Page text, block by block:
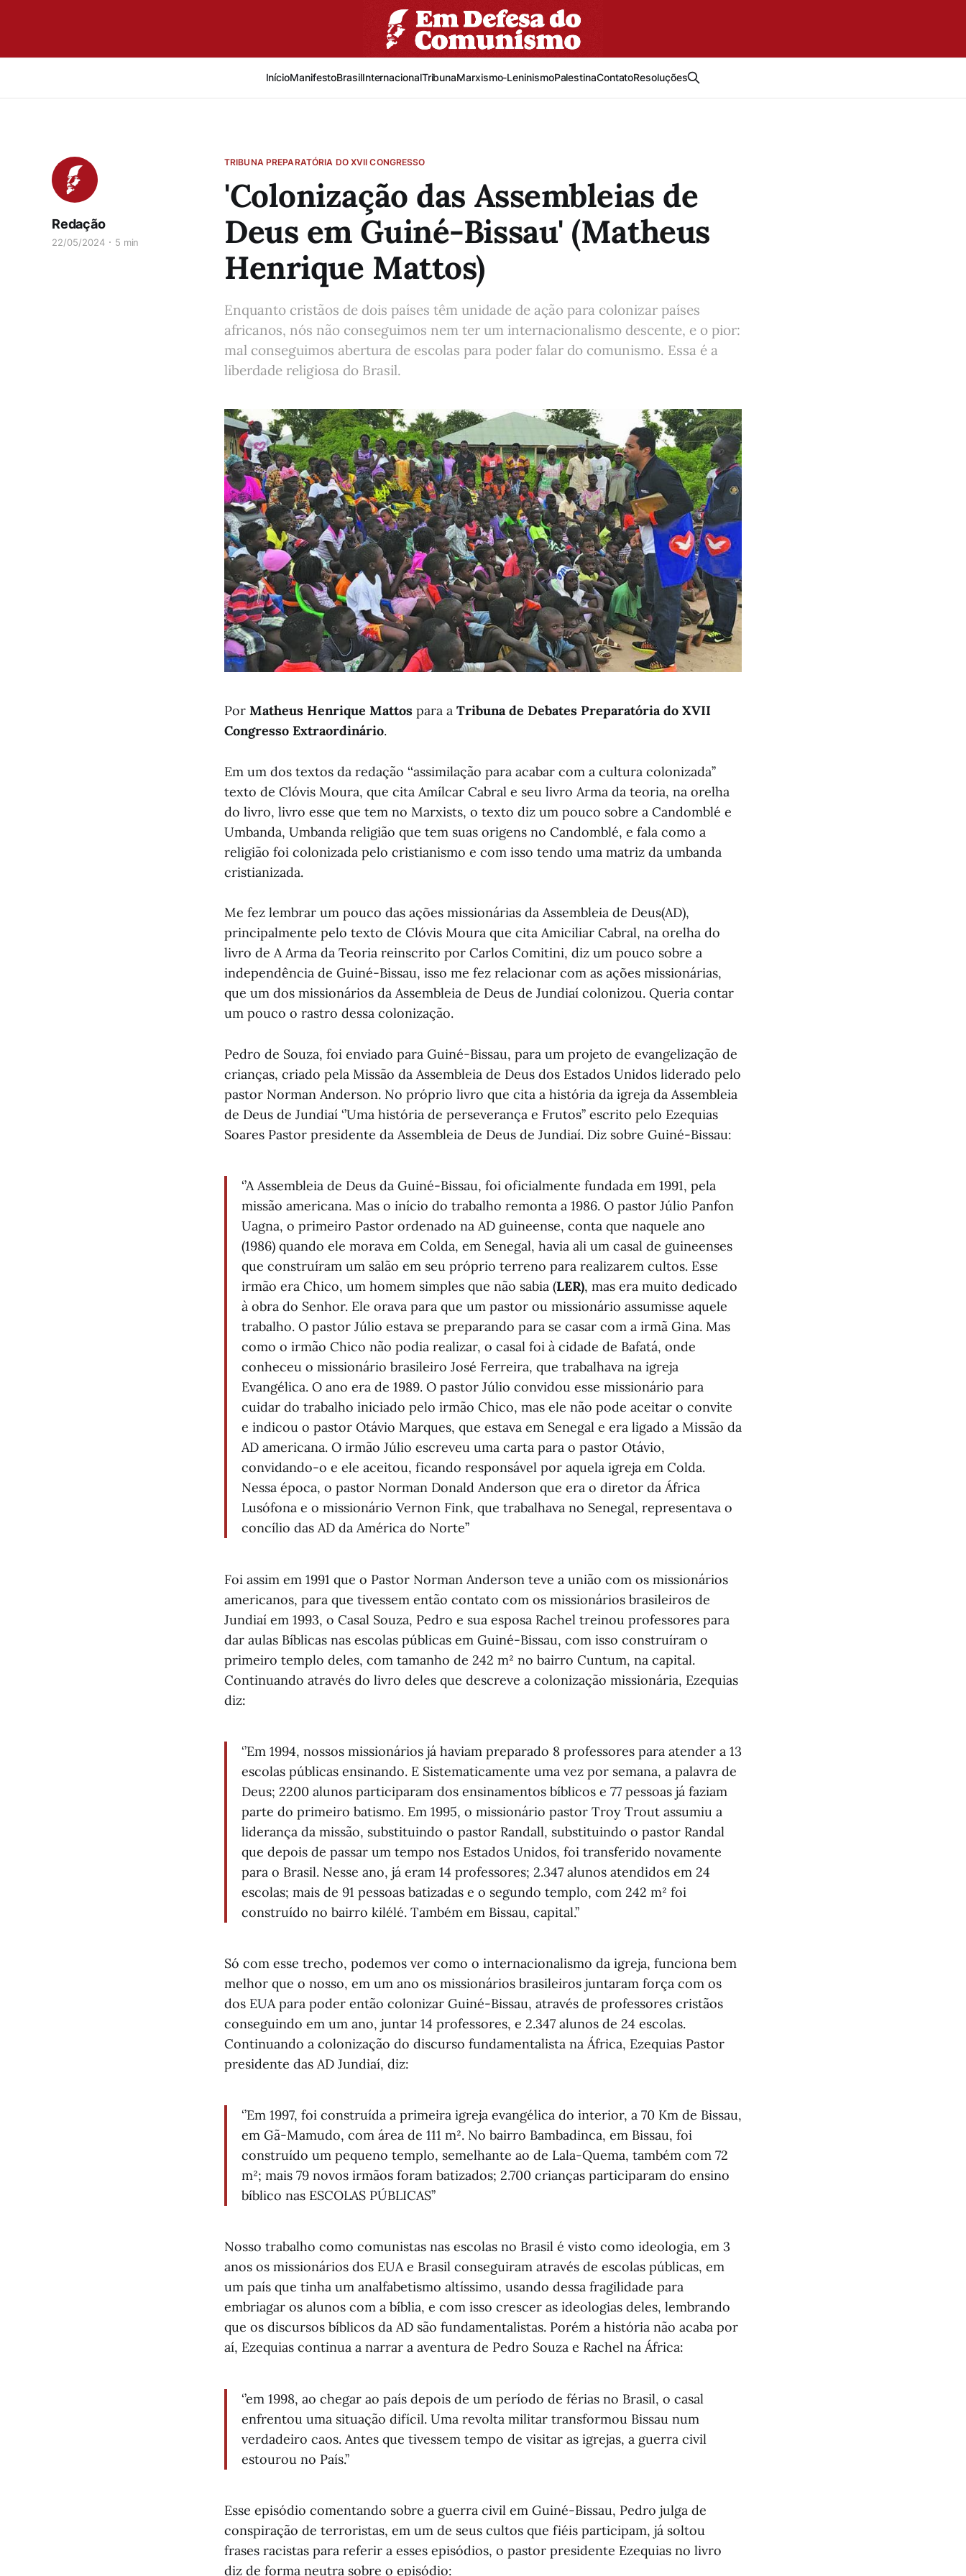
InícioManifestoBrasilInternacionalTribunaMarxismo-LeninismoPalestinaContatoResoluções
TRIBUNA PREPARATÓRIA DO XVII CONGRESSO
'Colonização das Assembleias de
Deus em Guiné-Bissau' (Matheus
Henrique Mattos)
Redação
22/05/2024 5 min
Enquanto cristãos de dois países têm unidade de ação para colonizar países
africanos, nós não conseguimos nem ter um internacionalismo descente, e o pior:
mal conseguimos abertura de escolas para poder falar do comunismo. Essa é a
liberdade religiosa do Brasil.
Por Matheus Henrique Mattos para a Tribuna de Debates Preparatória do XVII
Congresso Extraordinário.
Em um dos textos da redação ‘‘assimilação para acabar com a cultura colonizada’’
texto de Clóvis Moura, que cita Amílcar Cabral e seu livro Arma da teoria, na orelha
do livro, livro esse que tem no Marxists, o texto diz um pouco sobre a Candomblé e
Umbanda, Umbanda religião que tem suas origens no Candomblé, e fala como a
religião foi colonizada pelo cristianismo e com isso tendo uma matriz da umbanda
cristianizada.
Me fez lembrar um pouco das ações missionárias da Assembleia de Deus(AD),
principalmente pelo texto de Clóvis Moura que cita Amiciliar Cabral, na orelha do
livro de A Arma da Teoria reinscrito por Carlos Comitini, diz um pouco sobre a
independência de Guiné-Bissau, isso me fez relacionar com as ações missionárias,
que um dos missionários da Assembleia de Deus de Jundiaí colonizou. Queria contar
um pouco o rastro dessa colonização.
Pedro de Souza, foi enviado para Guiné-Bissau, para um projeto de evangelização de
crianças, criado pela Missão da Assembleia de Deus dos Estados Unidos liderado pelo
pastor Norman Anderson. No próprio livro que cita a história da igreja da Assembleia
de Deus de Jundiaí ‘’Uma história de perseverança e Frutos’’ escrito pelo Ezequias
Soares Pastor presidente da Assembleia de Deus de Jundiaí. Diz sobre Guiné-Bissau:
‘’A Assembleia de Deus da Guiné-Bissau, foi oficialmente fundada em 1991, pela
missão americana. Mas o início do trabalho remonta a 1986. O pastor Júlio Panfon
Uagna, o primeiro Pastor ordenado na AD guineense, conta que naquele ano
(1986) quando ele morava em Colda, em Senegal, havia ali um casal de guineenses
que construíram um salão em seu próprio terreno para realizarem cultos. Esse
irmão era Chico, um homem simples que não sabia (LER), mas era muito dedicado
à obra do Senhor. Ele orava para que um pastor ou missionário assumisse aquele
trabalho. O pastor Júlio estava se preparando para se casar com a irmã Gina. Mas
como o irmão Chico não podia realizar, o casal foi à cidade de Bafatá, onde
conheceu o missionário brasileiro José Ferreira, que trabalhava na igreja
Evangélica. O ano era de 1989. O pastor Júlio convidou esse missionário para
cuidar do trabalho iniciado pelo irmão Chico, mas ele não pode aceitar o convite
e indicou o pastor Otávio Marques, que estava em Senegal e era ligado a Missão da
AD americana. O irmão Júlio escreveu uma carta para o pastor Otávio,
convidando-o e ele aceitou, ficando responsável por aquela igreja em Colda.
Nessa época, o pastor Norman Donald Anderson que era o diretor da África
Lusófona e o missionário Vernon Fink, que trabalhava no Senegal, representava o
concílio das AD da América do Norte’’
Foi assim em 1991 que o Pastor Norman Anderson teve a união com os missionários
americanos, para que tivessem então contato com os missionários brasileiros de
Jundiaí em 1993, o Casal Souza, Pedro e sua esposa Rachel treinou professores para
dar aulas Bíblicas nas escolas públicas em Guiné-Bissau, com isso construíram o
primeiro templo deles, com tamanho de 242 m² no bairro Cuntum, na capital.
Continuando através do livro deles que descreve a colonização missionária, Ezequias
diz:
‘’Em 1994, nossos missionários já haviam preparado 8 professores para atender a 13
escolas públicas ensinando. E Sistematicamente uma vez por semana, a palavra de
Deus; 2200 alunos participaram dos ensinamentos bíblicos e 77 pessoas já faziam
parte do primeiro batismo. Em 1995, o missionário pastor Troy Trout assumiu a
liderança da missão, substituindo o pastor Randall, substituindo o pastor Randal
que depois de passar um tempo nos Estados Unidos, foi transferido novamente
para o Brasil. Nesse ano, já eram 14 professores; 2.347 alunos atendidos em 24
escolas; mais de 91 pessoas batizadas e o segundo templo, com 242 m² foi
construído no bairro kilélé. Também em Bissau, capital.’’
Só com esse trecho, podemos ver como o internacionalismo da igreja, funciona bem
melhor que o nosso, em um ano os missionários brasileiros juntaram força com os
dos EUA para poder então colonizar Guiné-Bissau, através de professores cristãos
conseguindo em um ano, juntar 14 professores, e 2.347 alunos de 24 escolas.
Continuando a colonização do discurso fundamentalista na África, Ezequias Pastor
presidente das AD Jundiaí, diz:
‘’Em 1997, foi construída a primeira igreja evangélica do interior, a 70 Km de Bissau,
em Gã-Mamudo, com área de 111 m². No bairro Bambadinca, em Bissau, foi
construído um pequeno templo, semelhante ao de Lala-Quema, também com 72
m²; mais 79 novos irmãos foram batizados; 2.700 crianças participaram do ensino
bíblico nas ESCOLAS PÚBLICAS’’
Nosso trabalho como comunistas nas escolas no Brasil é visto como ideologia, em 3
anos os missionários dos EUA e Brasil conseguiram através de escolas públicas, em
um país que tinha um analfabetismo altíssimo, usando dessa fragilidade para
embriagar os alunos com a bíblia, e com isso crescer as ideologias deles, lembrando
que os discursos bíblicos da AD são fundamentalistas. Porém a história não acaba por
aí, Ezequias continua a narrar a aventura de Pedro Souza e Rachel na África:
‘’em 1998, ao chegar ao país depois de um período de férias no Brasil, o casal
enfrentou uma situação difícil. Uma revolta militar transformou Bissau num
verdadeiro caos. Antes que tivessem tempo de visitar as igrejas, a guerra civil
estourou no País.’’
Esse episódio comentando sobre a guerra civil em Guiné-Bissau, Pedro julga de
conspiração de terroristas, em um de seus cultos que fiéis participam, já soltou
frases racistas para referir a esses episódios, o pastor presidente Ezequias no livro
diz de forma neutra sobre o episódio: